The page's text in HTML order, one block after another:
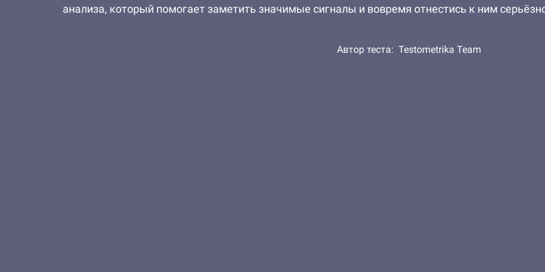
анализа, который помогает заметить значимые сигналы и вовремя отнестись к ним
Автор теста: Testometrika Team